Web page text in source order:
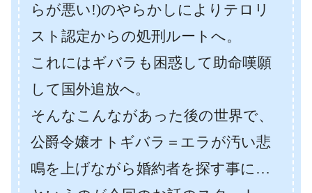
らが悪い!)のやらかしによりテロリ
スト認定からの処刑ルートへ。
これにはギバラも困惑して助命嘆願
して国外追放へ。
そんなこんながあった後の世界で、
公爵令嬢オトギバラ＝エラが汚い悲
鳴を上げながら婚約者を探す事に…